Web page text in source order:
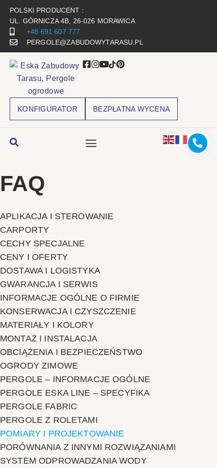
POLSKI PRODUCENT :
UL. GÓRNICZA 4B, 26-026 MORAWICA
+48 691 607 777
PERGOLE@ZABUDOWYTARASU.PL
KONFIGURATOR BEZPŁATNA WYCENA
FAQ
APLIKACJA I STEROWANIE
CARPORTY
CECHY SPECJALNE
CENY I OFERTY
DOSTAWA I LOGISTYKA
GWARANCJA I SERWIS
INFORMACJE OGÓLNE O FIRMIE
KONSERWACJA I CZYSZCZENIE
MATERIAŁY I KOLORY
MONTAŻ I INSTALACJA
OBCIĄŻENIA I BEZPIECZEŃSTWO
OGRODY ZIMOWE
PERGOLE – INFORMACJE OGÓLNE
PERGOLE ESKA LINE – SPECYFIKA
PERGOLE FABRIC
PERGOLE Z ROLETAMI
POMIARY I PROJEKTOWANIE
PORÓWNANIA Z INNYMI ROZWIĄZANIAMI
SYSTEM ODPROWADZANIA WODY